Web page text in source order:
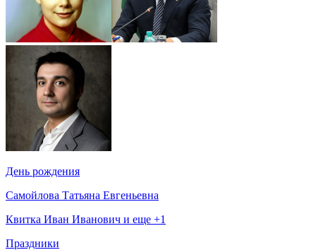
День рождения
Самойлова Татьяна Евгеньевна
Квитка Иван Иванович и еще +1
Праздники